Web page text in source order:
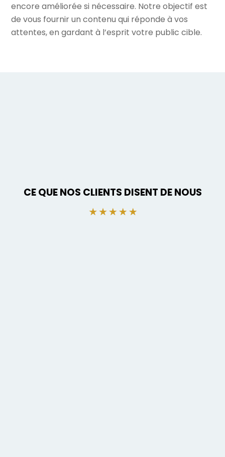
encore améliorée si nécessaire. Notre objectif est
de vous fournir un contenu qui réponde à vos
attentes, en gardant à l’esprit votre public cible.
CE QUE NOS CLIENTS DISENT DE NOUS